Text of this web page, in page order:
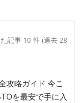
記事 10 件 (過去 28
攻略ガイド 今こ
を最安で手に入